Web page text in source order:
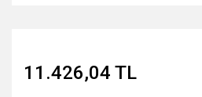
11.426,04 TL